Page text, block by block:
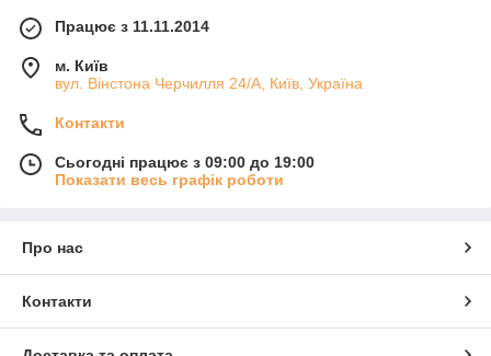
Працює з 11.11.2014
м. Київ
вул. Вінстона Черчилля 24/А, Київ, Україна
Контакти
Сьогодні працює з 09:00 до 19:00
Показати весь графік роботи
Про нас
Контакти